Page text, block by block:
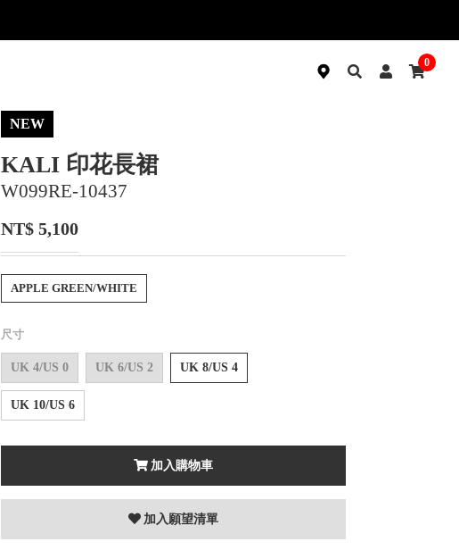
0
NEW
KALI 印花長裙
W099RE-10437
NT$ 5,100
APPLE GREEN/WHITE
尺寸
UK 4/US 0 UK 6/US 2 UK 8/US 4
UK 10/US 6
加入購物車
加入願望清單